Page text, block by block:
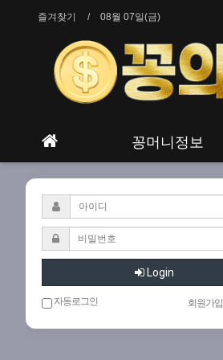
즐겨찾기 08월 07일(금)
꽁머니정보
Login
자동로그인 회원가입